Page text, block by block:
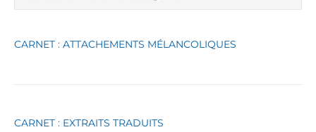
t
o
CARNET : ATTACHEMENTS MÉLANCOLIQUES
CARNET : EXTRAITS TRADUITS